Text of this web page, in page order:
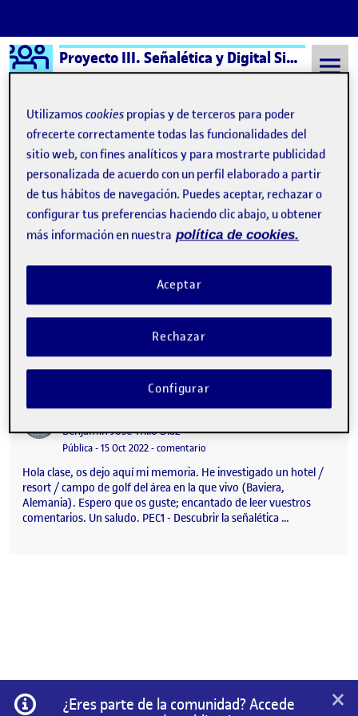
Saltar al contenido
Logo Ágora Proyecto III. Señalética y Digital Signage aula 3
Semestre 20221 - Aula 3 PEC1 - Descubrir la señalética
PEC1 - Descubrir la
señalética
PEC1 – Descubrir la señalética
Lorena Claramunt Aparicio
PEC1 - Descubrir la señalética …
Publicado porPEC 1 – Memoria (Señalética)
Publicado por
Benjamín José Trillo Díaz
Visibilidad:
Pública-Fecha de publicación
15 Oct 2022-comentario
Hola clase, os dejo aquí mi memoria. He investigado un hotel /
resort / campo de golf del área en la que vivo (Baviera,
Alemania). Espero que os guste; encantado de leer vuestros
comentarios. Un saludo. PEC1 - Descubrir la señalética …
Información
¿Eres parte de la comunidad? Accede
×
Utilizamoscookies propias y de terceros para poder
ofrecerte correctamente todas las funcionalidades del
sitio web, con fines analíticos y para mostrarte publicidad
personalizada de acuerdo con un perfil elaborado a partir
de tus hábitos de navegación. Puedes aceptar, rechazar o
configurar tus preferencias haciendo clic abajo, u obtener
más información en nuestra política de cookies.
Rechazar
Aceptar
Configurar